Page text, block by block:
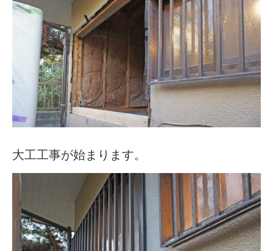
大工工事が始まります。